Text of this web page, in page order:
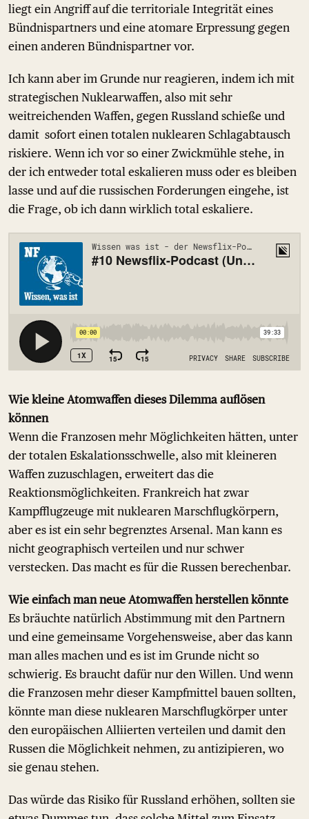
liegt ein Angriff auf die territoriale Integrität eines
Bündnispartners und eine atomare Erpressung gegen
einen anderen Bündnispartner vor.
Ich kann aber im Grunde nur reagieren, indem ich mit
strategischen Nuklearwaffen, also mit sehr
weitreichenden Waffen, gegen Russland schieße und
damit sofort einen totalen nuklearen Schlagabtausch
riskiere. Wenn ich vor so einer Zwickmühle stehe, in
der ich entweder total eskalieren muss oder es bleiben
lasse und auf die russischen Forderungen eingehe, ist
die Frage, ob ich dann wirklich total eskaliere.
Wie kleine Atomwaffen dieses Dilemma auflösen
können
Wenn die Franzosen mehr Möglichkeiten hätten, unter
der totalen Eskalationsschwelle, also mit kleineren
Waffen zuzuschlagen, erweitert das die
Reaktionsmöglichkeiten. Frankreich hat zwar
Kampfflugzeuge mit nuklearen Marschflugkörpern,
aber es ist ein sehr begrenztes Arsenal. Man kann es
nicht geographisch verteilen und nur schwer
verstecken. Das macht es für die Russen berechenbar.
Wie einfach man neue Atomwaffen herstellen könnte
Es bräuchte natürlich Abstimmung mit den Partnern
und eine gemeinsame Vorgehensweise, aber das kann
man alles machen und es ist im Grunde nicht so
schwierig. Es braucht dafür nur den Willen. Und wenn
die Franzosen mehr dieser Kampfmittel bauen sollten,
könnte man diese nuklearen Marschflugkörper unter
den europäischen Alliierten verteilen und damit den
Russen die Möglichkeit nehmen, zu antizipieren, wo
sie genau stehen.
Das würde das Risiko für Russland erhöhen, sollten sie